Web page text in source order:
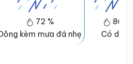
72 %
kèm mưa đá nhẹ
86 %
Có dông